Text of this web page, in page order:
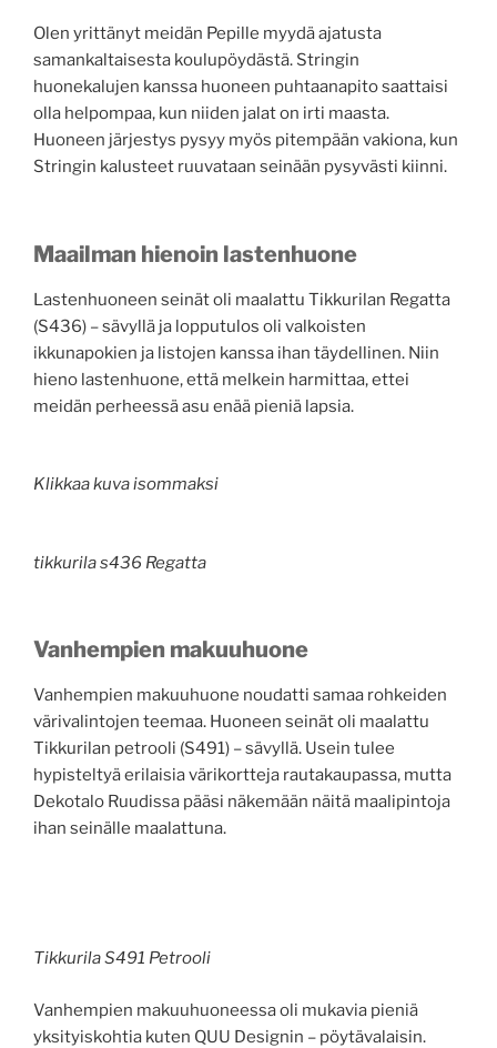
Olen yrittänyt meidän Pepille myydä ajatusta
samankaltaisesta koulupöydästä. Stringin
huonekalujen kanssa huoneen puhtaanapito saattaisi
olla helpompaa, kun niiden jalat on irti maasta.
Huoneen järjestys pysyy myös pitempään vakiona, kun
Stringin kalusteet ruuvataan seinään pysyvästi kiinni.
Maailman hienoin lastenhuone
Lastenhuoneen seinät oli maalattu Tikkurilan Regatta
(S436) – sävyllä ja lopputulos oli valkoisten
ikkunapokien ja listojen kanssa ihan täydellinen. Niin
hieno lastenhuone, että melkein harmittaa, ettei
meidän perheessä asu enää pieniä lapsia.
Klikkaa kuva isommaksi
tikkurila s436 Regatta
Vanhempien makuuhuone
Vanhempien makuuhuone noudatti samaa rohkeiden
värivalintojen teemaa. Huoneen seinät oli maalattu
Tikkurilan petrooli (S491) – sävyllä. Usein tulee
hypisteltyä erilaisia värikortteja rautakaupassa, mutta
Dekotalo Ruudissa pääsi näkemään näitä maalipintoja
ihan seinälle maalattuna.
Tikkurila S491 Petrooli
Vanhempien makuuhuoneessa oli mukavia pieniä
yksityiskohtia kuten QUU Designin – pöytävalaisin.